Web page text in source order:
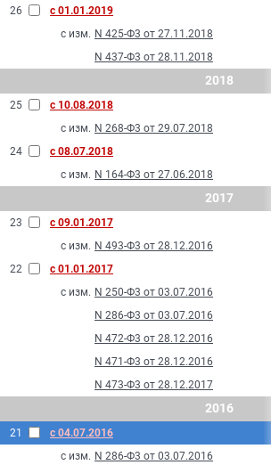
26
с 01.01.2019
с изм. N 425-Ф3 от 27.11.2018
N 437-Ф3 от 28.11.2018
2018
25
с 10.08.2018
с изм. N 268-Ф3 от 29.07.2018
24
с 08.07.2018
с изм. N 164-Ф3 от 27.06.2018
2017
23
с 09.01.2017
с изм. N 493-Ф3 от 28.12.2016
22
с 01.01.2017
с изм. N 250-Ф3 от 03.07.2016
N 286-Ф3 от 03.07.2016
N 472-Ф3 от 28.12.2016
N 471-Ф3 от 28.12.2016
N 473-Ф3 от 28.12.2017
2016
21
с 04.07.2016
с изм. N 286-Ф3 от 03.07.2016